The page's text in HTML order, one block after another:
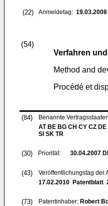
(22) Anmeldetag: 19.03.2008
(54)
Verfahren
Method and
Procédé et
(84)
Benannte
AT BE BG CH CY CZ DE
SI SK TR
(30) Priorität: 30.04.2007
(43)
Veröffentlichungstag der
17.02.2010 Patentblatt
(73) Patentinhaber: Robert